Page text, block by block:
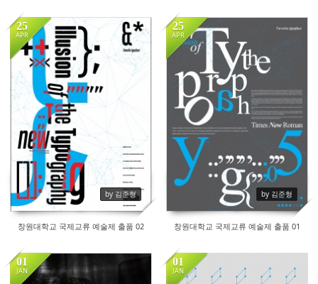
25
APR
by 김준형
17909
창원대학교 국제교류 예술제 출품 02
25
APR
by 김준형
창원대학교 국제교류 예술제 출품 01
01
JAN
01
JAN